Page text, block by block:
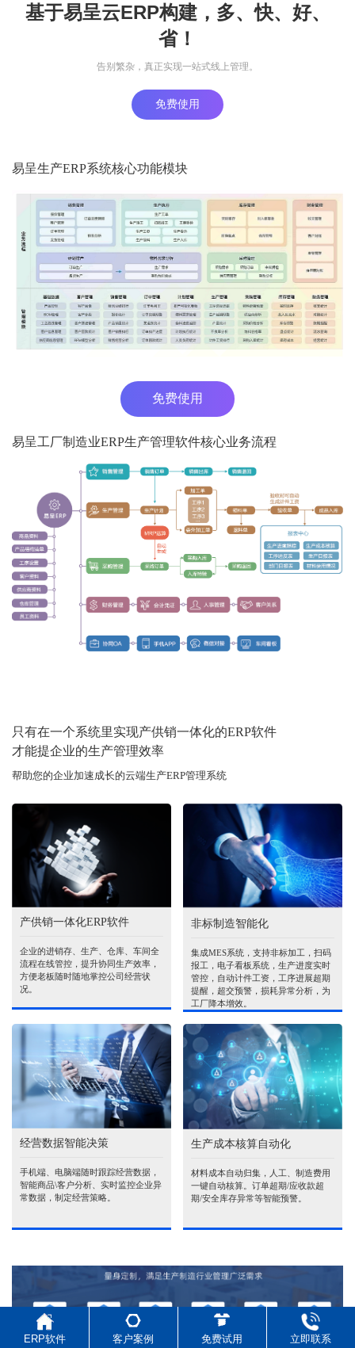
基于易呈云ERP构建，多、快、好、
省！
告别繁杂，真正实现一站式线上管理。
免费使用
易呈生产ERP系统核心功能模块
免费使用
易呈工厂制造业ERP生产管理软件核心业务流程
只有在一个系统里实现产供销一体化的ERP软件
才能提企业的生产管理效率
帮助您的企业加速成长的云端生产ERP管理系统
产供销一体化ERP软件
企业的进销存、生产、仓库、车间全
流程在线管控，提升协同生产效率，
方便老板随时随地掌控公司经营状
况。
非标制造智能化
集成MES系统，支持非标加工，扫码
报工，电子看板系统，生产进度实时
管控，自动计件工资，工序进展超期
提醒，超交预警，损耗异常分析，为
工厂降本增效。
经营数据智能决策
手机端、电脑端随时跟踪经营数据，
智能商品\客户分析、实时监控企业异
常数据，制定经营策略。
生产成本核算自动化
材料成本自动归集，人工、制造费用
一键自动核算。订单超期/应收款超
期/安全库存异常等智能预警。
ERP软件 客户案例 免费试用 立即联系